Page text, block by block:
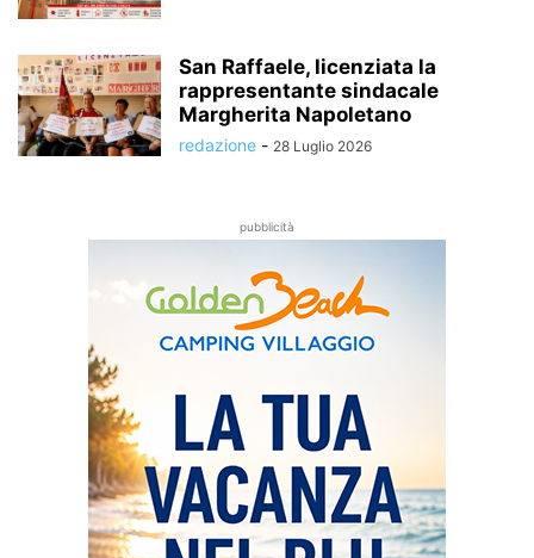
San Raffaele, licenziata la
rappresentante sindacale
Margherita Napoletano
redazione - 28 Luglio 2026
pubblicità